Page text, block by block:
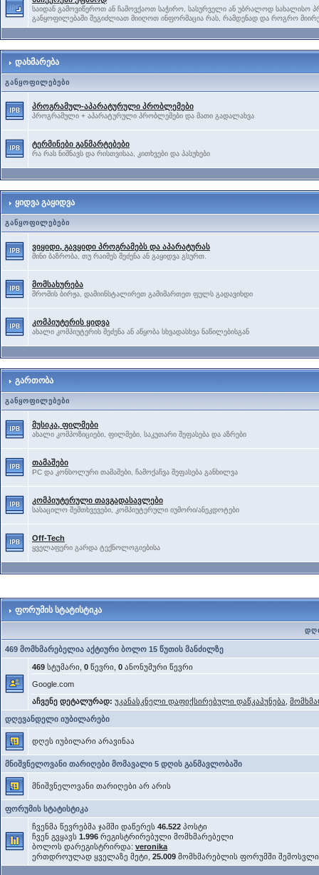
საიდან გამოვიწეროთ ან ჩამოვქაოთ საჭირო, სასურველი ან უბრალოდ სახალისო
განყოფილებაში შეგიძლიათ მიიღოთ ინფორმაცია რას, რამდენად და როგრო
დახმარება
განყოფილებები
პროგრამულ-აპარატურული პრობლემები
პროგრამული + აპარატურული პრობლემები და მათი გადალახვა
ტერმინები განმარტებები
რა რას ნიშნავს და რისთვისაა, კითხვები და პასუხები
ყიდვა გაყიდვა
განყოფილებები
ვიყიდი, გავყიდი პროგრამებს და აპარატურას
მინი ბაზრობა, თუ რაიმეს შეძენა ან გაყიდვა გსურთ.
მომსახურება
შრომის ბირჟა, დამიინსტალირეთ გამიმართეთ ფულს გადავიხდი
კომპიუტერის ყიდვა
ახალი კომპიუტერის შეძენა ან აწყობა სხვადასხვა ნაწილებისგან
გართობა
განყოფილებები
მუსიკა, ფილმები
ახალი კომპოზიციები, ფილმები, საკუთარი შეფასება და აზრები
თამაშები
PC და კონსოლური თამაშები, ჩამოქაჩვა შეფასება განხილვა
კომპიუტერული თავგადასავლები
სასაცილო შემთხვევები, კომპიუტერული იუმორი/ანეკდოტები
Off-Tech
ყველაფერი გარდა ტექნოლოგიებისა
ფორუმის სტატისტიკა
469 მომხმარებელია აქტიური ბოლო 15 წუთის მანძილზე
469 სტუმარი, 0 წევრი, 0 ანონუმური წევრი
Google.com
აჩვენე დეტალურად: უკანასკნელი დაფიქსირებული დაწკაპუნება
დღევანდელი იუბილარები
დღეს იუბილარი არავინაა
მნიშვნელოვანი თარიღები მომავალი 5 დღის განმავლობაში
მნიშვნელოვანი თარიღები არ არის
ფორუმის სტატისტიკა
ჩვენმა წევრებმა ჯამში დაწერეს 46.522 პოსტი
ჩვენ გვყავს 1.996 რეგისტრირებული მომხმარებელი
ბოლოს დარეგისტრირდა: veronika
ერთდროულად ყველაზე მეტი, 25.009 მომხმარებლის ფორუმში